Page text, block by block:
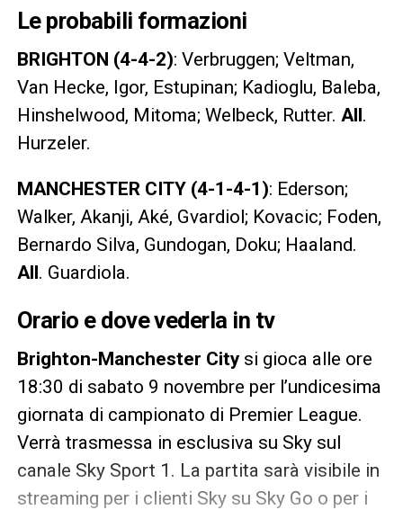
Le probabili formazioni
BRIGHTON (4-4-2): Verbruggen; Veltman,
Van Hecke, Igor, Estupinan; Kadioglu, Baleba,
Hinshelwood, Mitoma; Welbeck, Rutter. All.
Hurzeler.
MANCHESTER CITY (4-1-4-1): Ederson;
Walker, Akanji, Aké, Gvardiol; Kovacic; Foden,
Bernardo Silva, Gundogan, Doku; Haaland.
All. Guardiola.
Orario e dove vederla in tv
Brighton-Manchester City si gioca alle ore
18:30 di sabato 9 novembre per l’undicesima
giornata di campionato di Premier League.
Verrà trasmessa in esclusiva su Sky sul
canale Sky Sport 1. La partita sarà visibile in
streaming per i clienti Sky su Sky Go o per i